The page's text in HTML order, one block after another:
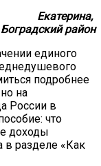
Екатерина,
Боградский район
единого
подробнее
на
России в
что
доходы
в разделе «Как